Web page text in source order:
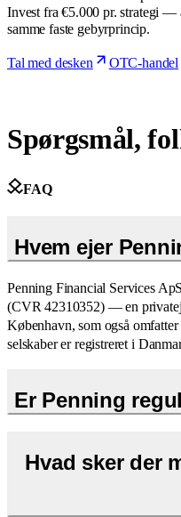
Invest fra €5.000 pr. strategi —
samme faste gebyrprincip.
Tal med desken OTC-handel
Spørgsmål,
FAQ
Hvem ejer
Penning Financial Services
(CVR 42310352) — en
København, som også
selskaber er registreret i
Er Penning
Hvad sker der